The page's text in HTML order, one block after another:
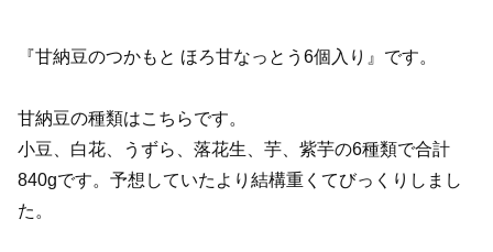
『甘納豆のつかもと ほろ甘なっとう6個入り』です。
甘納豆の種類はこちらです。
小豆、白花、うずら、落花生、芋、紫芋の6種類で合計
840gです。予想していたより結構重くてびっくりしまし
た。